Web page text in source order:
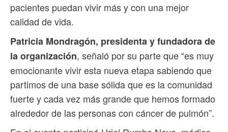
pacientes puedan vivir más y con una mejor
calidad de vida.
Patricia Mondragón, presidenta y fundadora de
la organización, señaló por su parte que “es muy
emocionante vivir esta nueva etapa sabiendo que
partimos de una base sólida que es la comunidad
fuerte y cada vez más grande que hemos formado
alrededor de las personas con cáncer de pulmón”.